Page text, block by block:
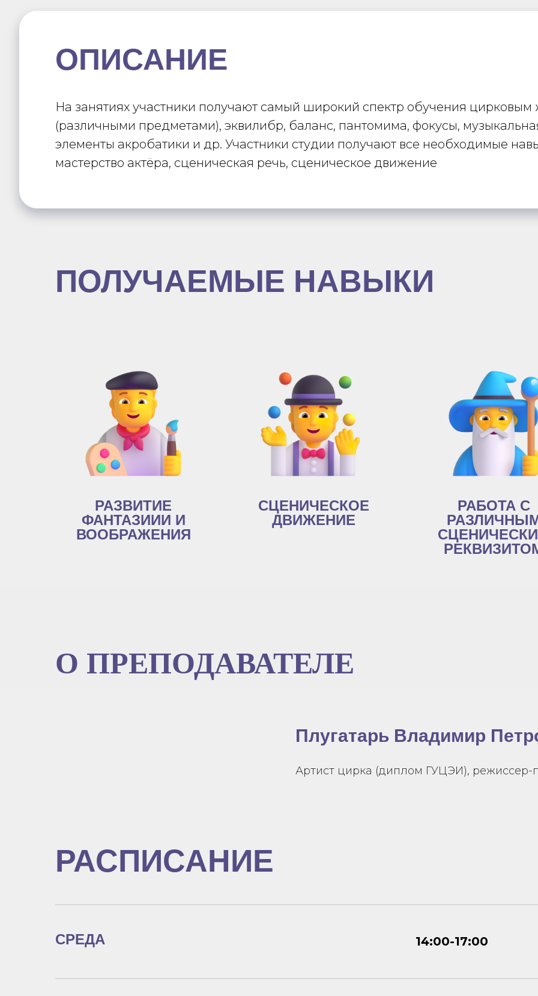
ОПИСАНИЕ
На занятиях участники получают самый широкий спектр обучения
(различными предметами), эквилибр, баланс, пантомима, фокусы,
элементы акробатики и др. Участники студии получают все необходимые
мастерство актёра, сценическая речь, сценическое движение
ПОЛУЧАЕМЫЕ НАВЫКИ
РАЗВИТИЕ
ФАНТАЗИИИ И
ВООБРАЖЕНИЯ
СЦЕНИЧЕСКОЕ
ДВИЖЕНИЕ
РАБОТА С
О ПРЕПОДАВАТЕЛЕ
Плугатарь Владимир
Артист цирка (диплом ГУЦЭИ),
РАСПИСАНИЕ
СРЕДА 14:00-17:00